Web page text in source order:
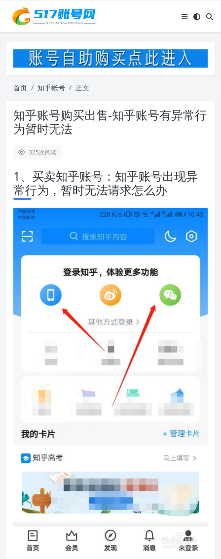
首页 知乎帐号 正文
知乎账号购买出售-知乎账号有异常行
为暂时无法
325次阅读
1、买卖知乎账号：知乎账号出现异
常行为，暂时无法请求怎么办